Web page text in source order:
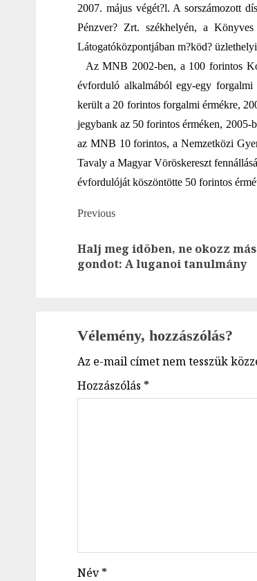
2007. május végét?l. A sorszámozott
Pénzver? Zrt. székhelyén, a
Látogatóközpontjában m?köd?
Az MNB 2002-ben, a 100 forintos
évforduló alkalmából egy-egy forgalmi
került a 20 forintos forgalmi érmékre,
jegybank az 50 forintos érméken, 2005-
az MNB 10 forintos, a Nemzetközi
Tavaly a Magyar Vöröskereszt
évfordulóját köszöntötte 50 forintos
Post
navigation
Previous
Halj meg idõben, ne okozz
gondot: A luganoi tanulmány
Vélemény, hozzászólás?
Az e-mail címet nem tesszük
Hozzászólás *
Név*